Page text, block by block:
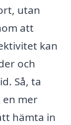
utan
att
kan
och
Så, ta
en mer
hämta in